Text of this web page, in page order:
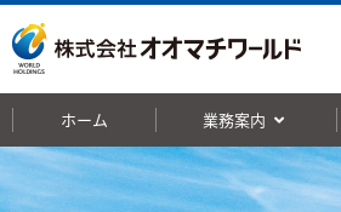
ホーム 業務案内